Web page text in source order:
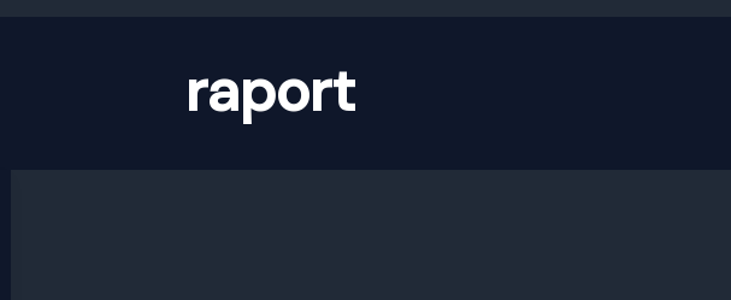
raport